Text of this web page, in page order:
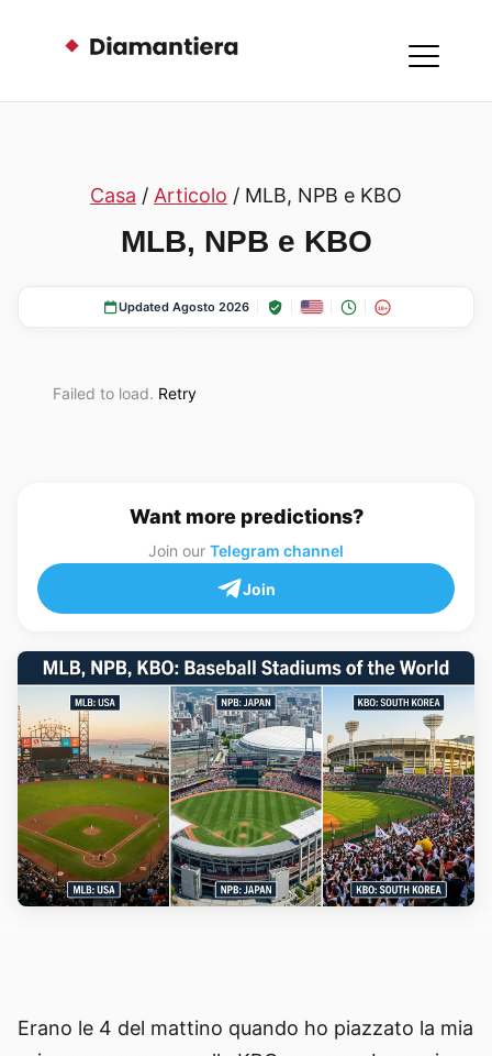
Casa / Articolo / MLB, NPB e KBO
MLB, NPB e KBO
Updated Agosto 2026 18+
Failed to load. Retry
Want more predictions?
Join our Telegram channel
Join
Erano le 4 del mattino quando ho piazzato la mia